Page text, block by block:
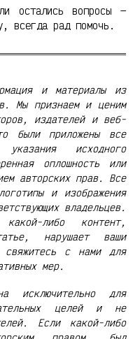
остались вопросы —
всегда рад помочь.
и материалы из
Мы признаем и ценим
издателей и веб-
были приложены все
исходного
оплошность или
авторских прав. Все
и изображения
владельцев.
либо контент,
нарушает ваши
свяжитесь с нами для
мер.
исключительно для
целей и не
Если какой-либо